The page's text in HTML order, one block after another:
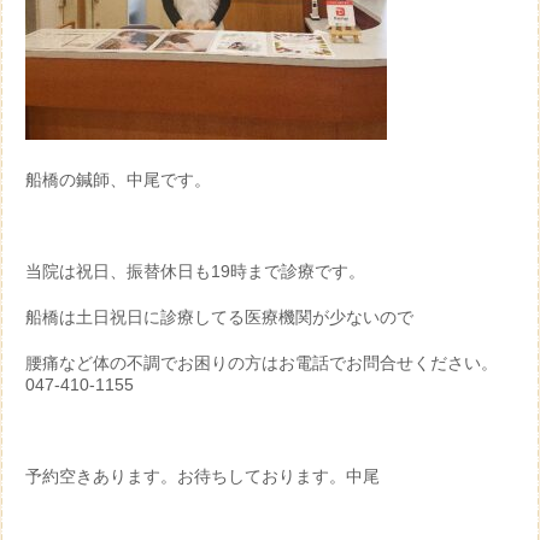
船橋の鍼師、中尾です。
当院は祝日、振替休日も19時まで診療です。
船橋は土日祝日に診療してる医療機関が少ないので
腰痛など体の不調でお困りの方はお電話でお問合せください。
047-410-1155
予約空きあります。お待ちしております。中尾